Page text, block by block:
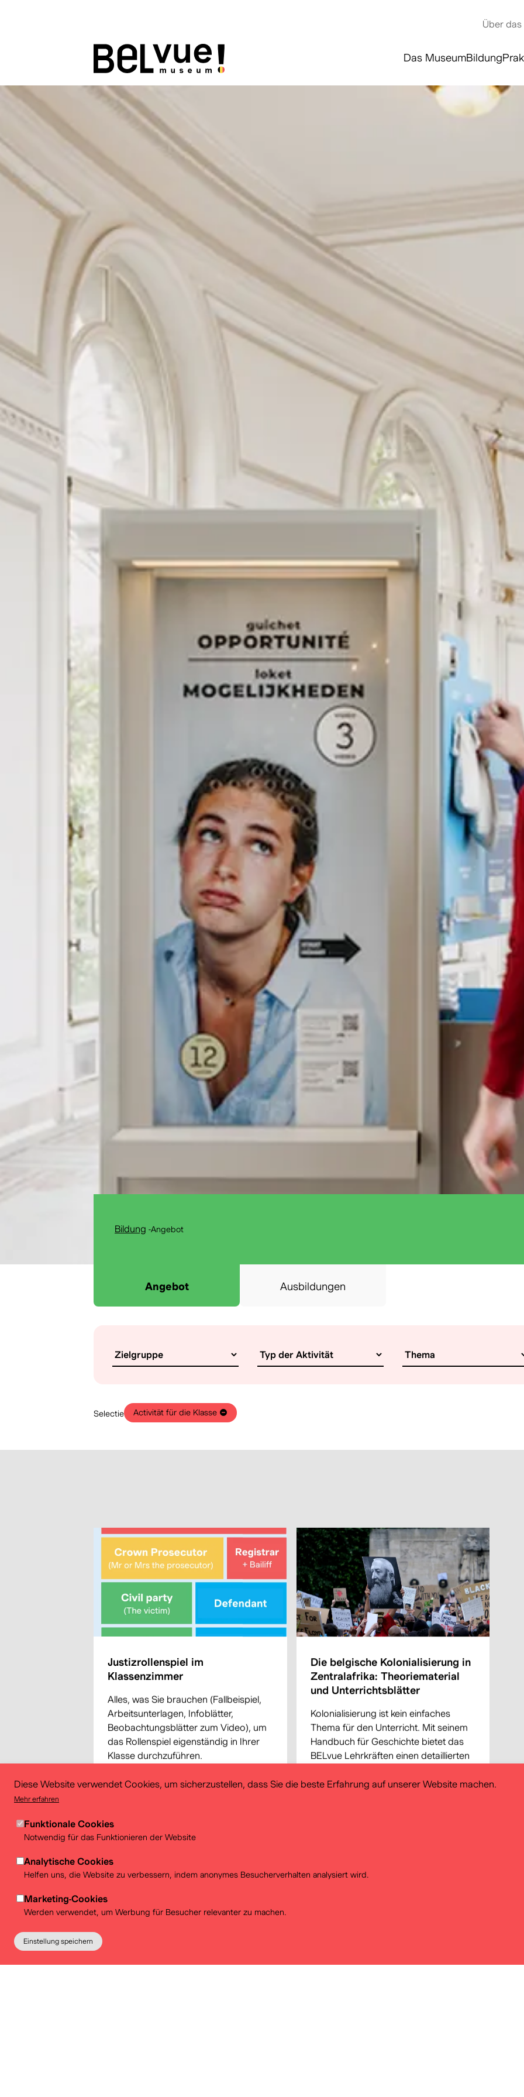
Diese Website verwendet Cookies, um sicherzustellen, dass Sie die beste Erfahrung auf unserer Website machen.
Mehr erfahren
Funktionale Cookies
Notwendig für das Funktionieren der Website
Analytische Cookies
Helfen uns, die Website zu verbessern, indem anonymes Besucherverhalten analysiert wird.
Marketing-Cookies
Werden verwendet, um Werbung für Besucher relevanter zu machen.
Einstellung speichern
Über das
Suchbegriff
Abbrechen
Das MuseumBildung
Bildung -Angebot
Angebot Ausbildungen
Selectie Activität für die Klasse
Justizrollenspiel im
Klassenzimmer
Alles, was Sie brauchen (Fallbeispiel,
Arbeitsunterlagen, Infoblätter,
Beobachtungsblätter zum Video), um
das Rollenspiel eigenständig in Ihrer
Klasse durchzuführen.
Die belgische Kolonialisierung in
Zentralafrika: Theoriematerial
und Unterrichtsblätter
Kolonialisierung ist kein einfaches
Thema für den Unterricht. Mit seinem
Handbuch für Geschichte bietet das
BELvue Lehrkräften einen detaillierten
Kolonialgeschichte. Zusätzlich zu